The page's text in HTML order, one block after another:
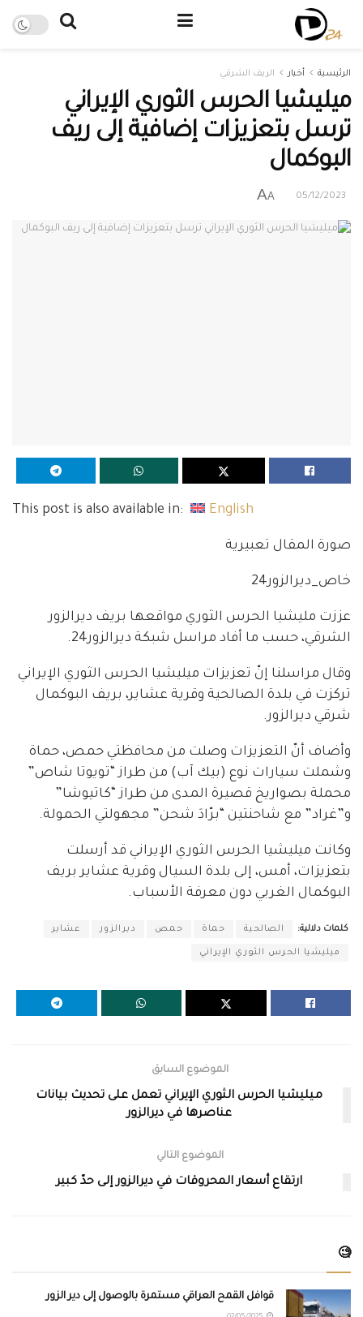
الرئيسية أخبار الريف الشرقي
ميليشيا الحرس الثوري الإيراني
ترسل بتعزيزات إضافية إلى ريف
البوكمال
05/12/2023
A
A
This post is also available in: English
صورة المقال تعبيرية
خاص_ديرالزور24
عززت مليشيا الحرس الثوري مواقعها بريف ديرالزور
الشرقي، حسب ما أفاد مراسل شبكة ديرالزور24.
وقال مراسلنا إنّ تعزيزات ميليشيا الحرس الثوري الإيراني
تركزت في بلدة الصالحية وقرية عشاير، بريف البوكمال
شرقي ديرالزور.
وأضاف أنّ التعزيزات وصلت من محافظتي حمص، حماة
وشملت سيارات نوع (بيك آب) من طراز “تويوتا شاص”
محملة بصواريخ قصيرة المدى من طراز “كاتيوشا”
و”غراد” مع شاحنتين “برّادَ شحن” مجهولتي الحمولة.
وكانت ميليشيا الحرس الثوري الإيراني قد أرسلت
بتعزيزات، أمس، إلى بلدة السيال وقرية عشاير بريف
البوكمال الغربي دون معرفة الأسباب.
كلمات دلالية: الصالحية حماة حمص ديرالزور عشاير
ميليشيا الحرس الثوري الإيراني
الموضوع السابق
ميليشيا الحرس الثوري الإيراني تعمل على تحديث بيانات
عناصرها في ديرالزور
الموضوع التالي
ارتقاع أسعار المحروقات في ديرالزور إلى حدّ كبير
🧐
قوافل القمح العراقي مستمرة بالوصول إلى دير الزور